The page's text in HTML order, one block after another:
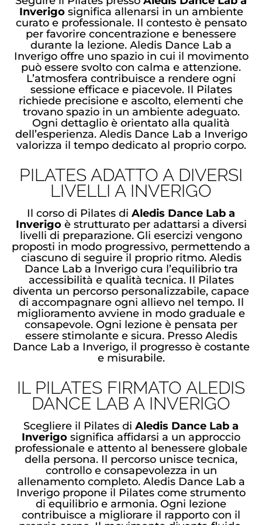
Inverigosignifica allenarsi in un ambiente
curato e professionale. Il contesto è pensato
per favorire concentrazione e benessere
durante la lezione. Aledis Dance Lab a
Inverigo offre uno spazio in cui il movimento
può essere svolto con calma e attenzione.
L’atmosfera contribuisce a rendere ogni
sessione efficace e piacevole. Il Pilates
richiede precisione e ascolto, elementi che
trovano spazio in un ambiente adeguato.
Ogni dettaglio è orientato alla qualità
dell’esperienza. Aledis Dance Lab a Inverigo
valorizza il tempo dedicato al proprio corpo.
PILATES ADATTO A DIVERSI
LIVELLI A INVERIGO
Il corso di Pilates di Aledis Dance Lab a
Inverigoè strutturato per adattarsi a diversi
livelli di preparazione. Gli esercizi vengono
proposti in modo progressivo, permettendo a
ciascuno di seguire il proprio ritmo. Aledis
Dance Lab a Inverigo cura l’equilibrio tra
accessibilità e qualità tecnica. Il Pilates
diventa un percorso personalizzabile, capace
di accompagnare ogni allievo nel tempo. Il
miglioramento avviene in modo graduale e
consapevole. Ogni lezione è pensata per
essere stimolante e sicura. Presso Aledis
Dance Lab a Inverigo, il progresso è costante
e misurabile.
IL PILATES FIRMATO ALEDIS
DANCE LAB A INVERIGO
Scegliere il Pilates di Aledis Dance Lab a
Inverigo significa affidarsi a un approccio
professionale e attento al benessere globale
della persona. Il percorso unisce tecnica,
controllo e consapevolezza in un
allenamento completo. Aledis Dance Lab a
Inverigo propone il Pilates come strumento
di equilibrio e armonia. Ogni lezione
contribuisce a migliorare il rapporto con il